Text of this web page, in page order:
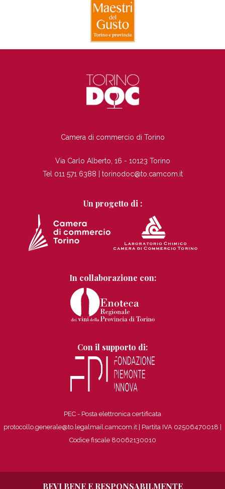
Camera di commercio di Torino
Via Carlo Alberto, 16 - 10123 Torino
Tel 011 571 6388 | torinodoc@to.camcom.it
Un progetto di :
In collaborazione con:
Con il supporto di:
PEC - Posta elettronica certificata
protocollo.generale@to.legalmail.camcom.it | Partita IVA 02506470018
Codice fiscale 80062130010
BEVI BENE E RESPONSABILMENTE